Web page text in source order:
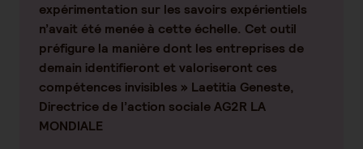
expérimentation sur les savoirs expérientiels
n’avait été menée à cette échelle. Cet outil
préfigure la manière dont les entreprises de
demain identifieront et valoriseront ces
compétences invisibles » Laetitia Geneste,
Directrice de l’action sociale AG2R LA
MONDIALE